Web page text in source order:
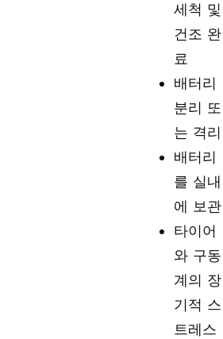
세척 및
건조 완
료
배터리
분리 또
는 격리
배터리
를 실내
에 보관
타이어
와 구동
계의 장
기적 스
트레스